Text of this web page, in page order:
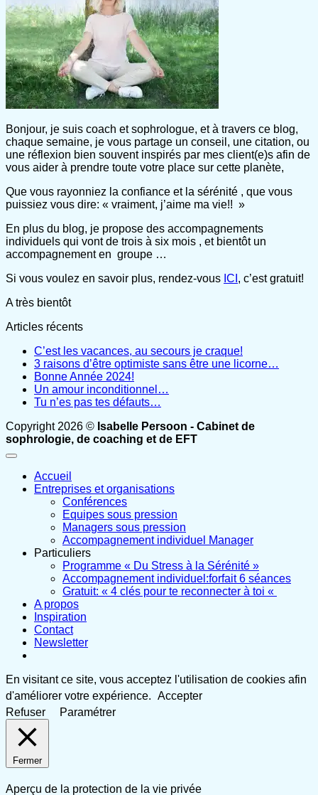
Bonjour, je suis coach et sophrologue, et à travers ce blog,
chaque semaine, je vous partage un conseil, une citation, ou
une réflexion bien souvent inspirés par mes client(e)s afin de
vous aider à prendre toute votre place sur cette planète,
Que vous rayonniez la confiance et la sérénité , que vous
puissiez vous dire: « vraiment, j’aime ma vie!! »
En plus du blog, je propose des accompagnements
individuels qui vont de trois à six mois , et bientôt un
accompagnement en groupe …
Si vous voulez en savoir plus, rendez-vous ICI , c’est gratuit!
A très bientôt
Articles récents
C’est les vacances, au secours je craque!
3 raisons d’être optimiste sans être une licorne…
Bonne Année 2024!
Un amour inconditionnel…
Tu n’es pas tes défauts…
Copyright 2026 © Isabelle Persoon - Cabinet de
sophrologie, de coaching et de EFT
Accueil
Entreprises et organisations
Conférences
Equipes sous pression
Managers sous pression
Accompagnement individuel Manager
Particuliers
Programme « Du Stress à la Sérénité »
Accompagnement individuel:forfait 6 séances
Gratuit: « 4 clés pour te reconnecter à toi «
A propos
Inspiration
Contact
Newsletter
En visitant ce site, vous acceptez l'utilisation de cookies afin
d'améliorer votre expérience. Accepter
Refuser
Paramétrer
Fermer
Aperçu de la protection de la vie privée